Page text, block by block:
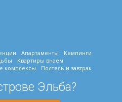
Апартаменты
Кемпинги
Квартиры внаем
комплексы
Постель и завтрак
Эльба?